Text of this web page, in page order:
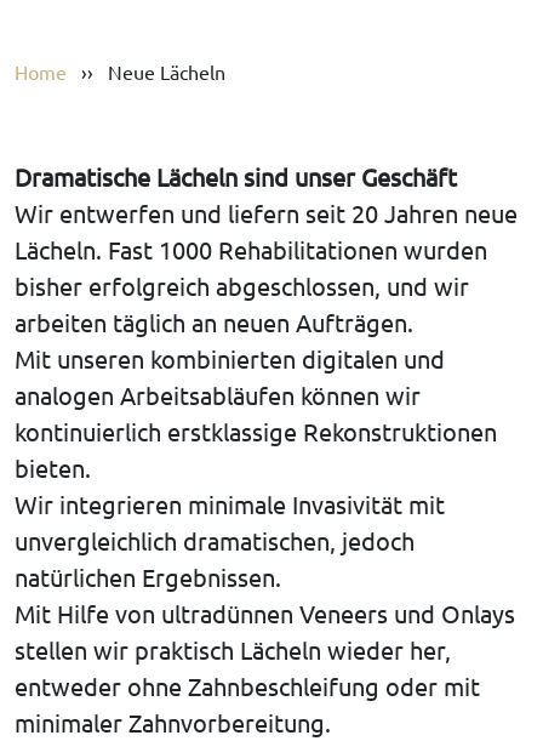
Home ›› Neue Lächeln
Dramatische Lächeln sind unser Geschäft
Wir entwerfen und liefern seit 20 Jahren neue
Lächeln. Fast 1000 Rehabilitationen wurden
bisher erfolgreich abgeschlossen, und wir
arbeiten täglich an neuen Aufträgen.
Mit unseren kombinierten digitalen und
analogen Arbeitsabläufen können wir
kontinuierlich erstklassige Rekonstruktionen
bieten.
Wir integrieren minimale Invasivität mit
unvergleichlich dramatischen, jedoch
natürlichen Ergebnissen.
Mit Hilfe von ultradünnen Veneers und Onlays
stellen wir praktisch Lächeln wieder her,
entweder ohne Zahnbeschleifung oder mit
minimaler Zahnvorbereitung.